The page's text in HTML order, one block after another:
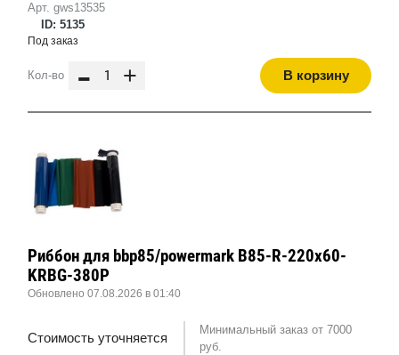
Арт. gws13535
ID: 5135
Под заказ
Кол-во - + В корзину
Риббон для bbp85/powermark B85-R-220x60-
KRBG-380P
Обновлено 07.08.2026 в 01:40
Стоимость уточняется
Минимальный заказ от 7000
руб.